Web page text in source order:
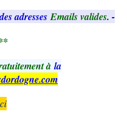
adressesEmails valides. -
à la